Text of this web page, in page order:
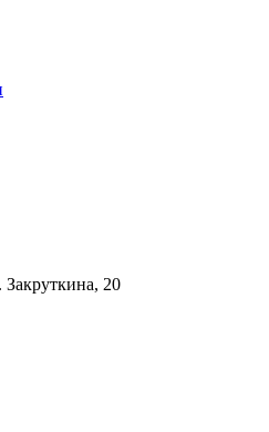
Закруткина, 20